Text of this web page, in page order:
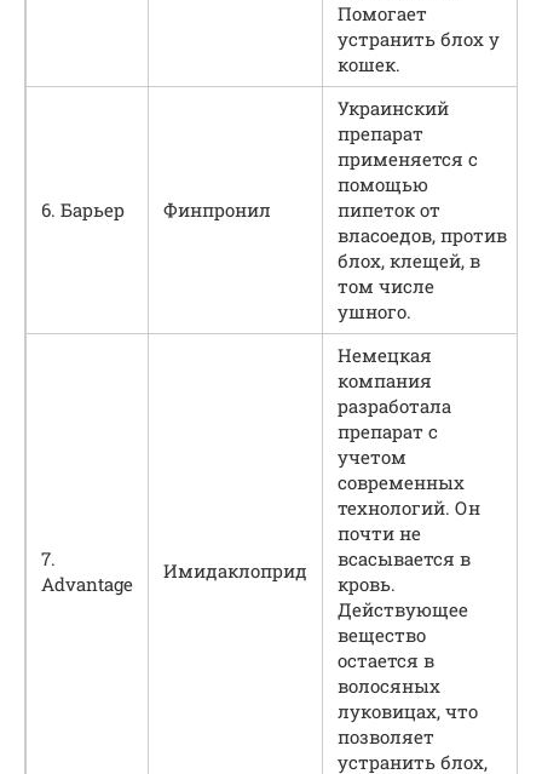
Помогает
устранить блох у
кошек.
6. Барьер Финпронил
Украинский
препарат
применяется с
помощью
пипеток от
власоедов, против
блох, клещей, в
том числе
ушного.
7.
Advantage
Имидаклоприд
Немецкая
компания
разработала
препарат с
учетом
современных
технологий. Он
почти не
всасывается в
кровь.
Действующее
вещество
остается в
волосяных
луковицах, что
позволяет
устранить блох,